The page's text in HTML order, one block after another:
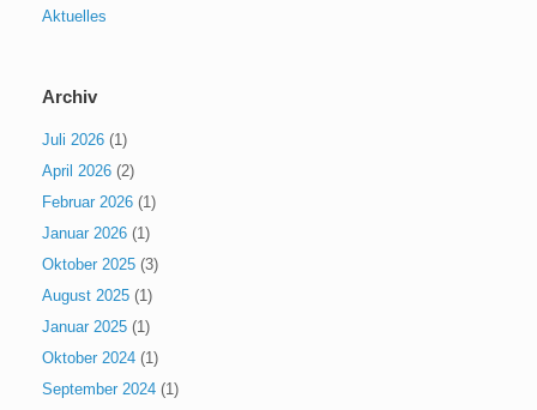
Aktuelles
Archiv
Juli 2026 (1)
April 2026 (2)
Februar 2026 (1)
Januar 2026 (1)
Oktober 2025 (3)
August 2025 (1)
Januar 2025 (1)
Oktober 2024 (1)
September 2024 (1)